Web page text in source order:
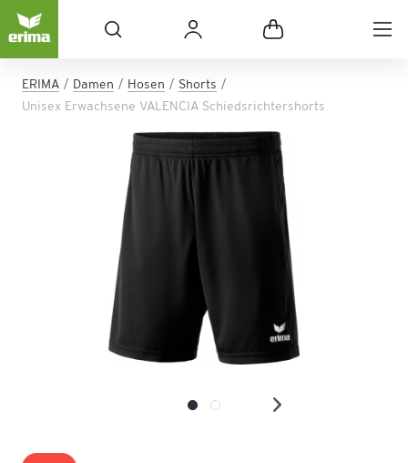
ERIMA Damen Hosen
Shorts
Unisex Erwachsene VALENCIA Schiedsrichtershorts